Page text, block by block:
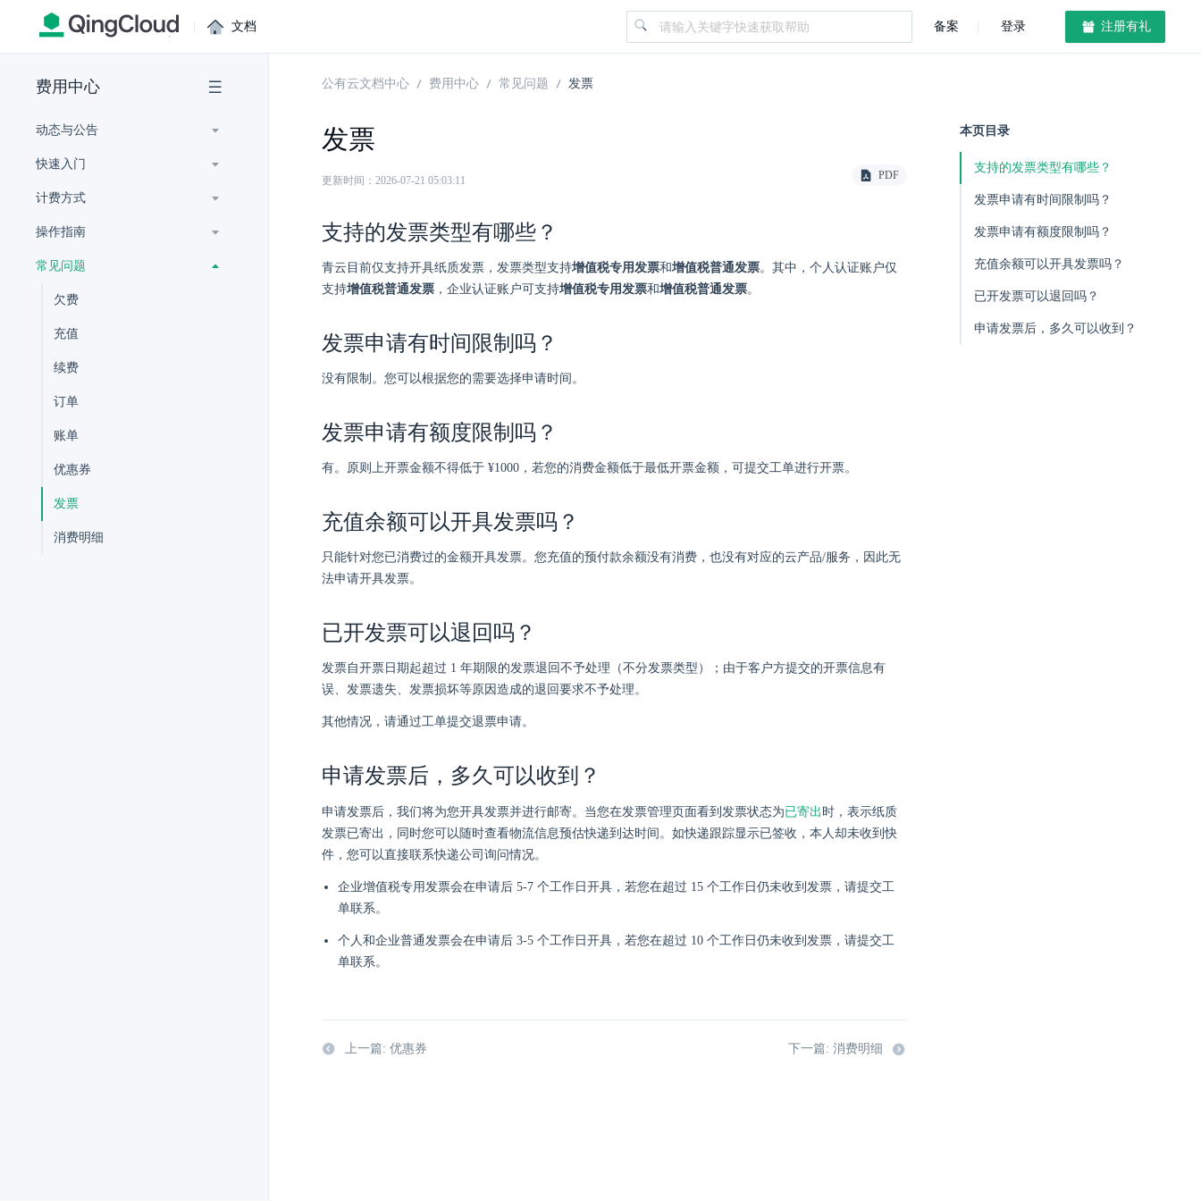
| 文档 备案 登录 注册有礼
费用中心
动态与公告
快速入门
计费方式
操作指南
常见问题
欠费
充值
续费
订单
账单
优惠券
发票
消费明细
公有云文档中心 费用中心 常见问题 发票
发票
更新时间：2026-07-21 05:03:11 PDF
支持的发票类型有哪些？
青云目前仅支持开具纸质发票，发票类型支持增值税专用发票和增值税普通发票。其中，个人认证账户仅
支持增值税普通发票 ，企业认证账户可支持增值税专用发票和增值税普通发票。
发票申请有时间限制吗？
没有限制。您可以根据您的需要选择申请时间。
发票申请有额度限制吗？
有。原则上开票金额不得低于 ¥1000，若您的消费金额低于最低开票金额，可提交工单进行开票。
充值余额可以开具发票吗？
只能针对您已消费过的金额开具发票。您充值的预付款余额没有消费，也没有对应的云产品/服务，因此无
法申请开具发票。
已开发票可以退回吗？
发票自开票日期起超过 1 年期限的发票退回不予处理（不分发票类型）；由于客户方提交的开票信息有
误、发票遗失、发票损坏等原因造成的退回要求不予处理。
其他情况，请通过工单提交退票申请。
申请发票后，多久可以收到？
申请发票后，我们将为您开具发票并进行邮寄。当您在发票管理页面看到发票状态为已寄出 时，表示纸质
发票已寄出，同时您可以随时查看物流信息预估快递到达时间。如快递跟踪显示已签收，本人却未收到快
件，您可以直接联系快递公司询问情况。
企业增值税专用发票会在申请后 5-7 个工作日开具，若您在超过 15 个工作日仍未收到发票，请提交工
单联系。
个人和企业普通发票会在申请后 3-5 个工作日开具，若您在超过 10 个工作日仍未收到发票，请提交工
单联系。
上一篇: 优惠券 下一篇: 消费明细
本页目录
支持的发票类型有哪些？
发票申请有时间限制吗？
发票申请有额度限制吗？
充值余额可以开具发票吗？
已开发票可以退回吗？
申请发票后，多久可以收到？